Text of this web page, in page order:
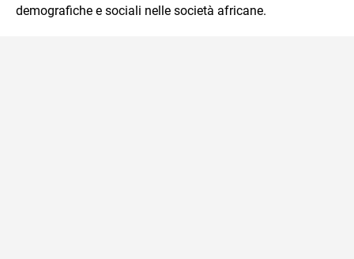
demografiche e sociali nelle società africane.